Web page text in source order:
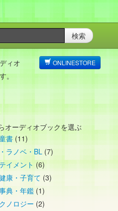
検索
ィオ
。
ONLINESTORE
オーディオブックを選ぶ
書 (11)
ラノベ・BL (7)
イメント (6)
康・子育て (3)
典・年鑑 (1)
ノロジー (2)